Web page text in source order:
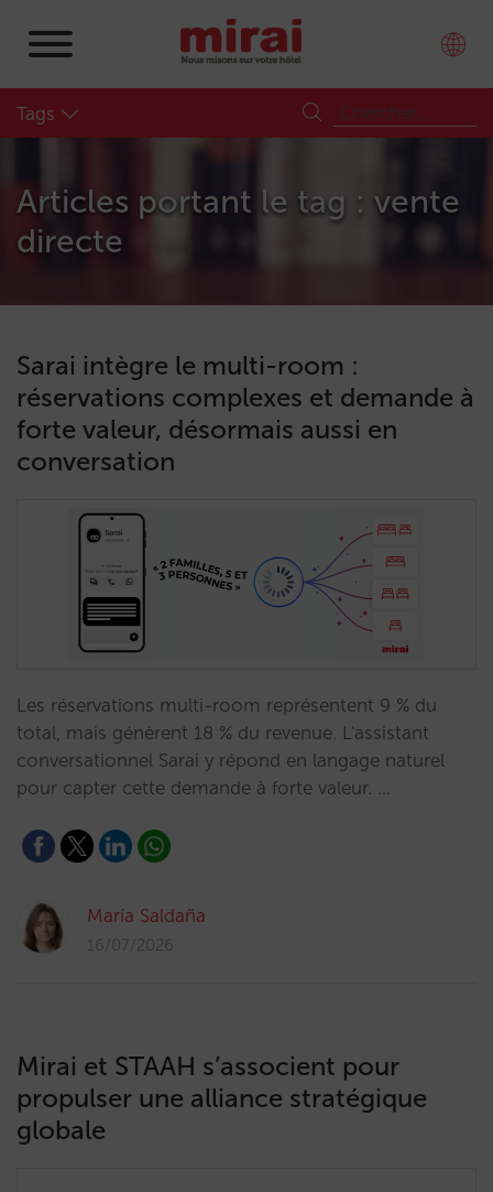
Tags
Articles portant le tag : vente
directe
Sarai intègre le multi-room :
réservations complexes et demande à
forte valeur, désormais aussi en
conversation
Les réservations multi-room représentent 9 % du
total, mais génèrent 18 % du revenue. L'assistant
conversationnel Sarai y répond en langage naturel
pour capter cette demande à forte valeur. …
María Saldaña
16/07/2026
Mirai et STAAH s’associent pour
propulser une alliance stratégique
globale